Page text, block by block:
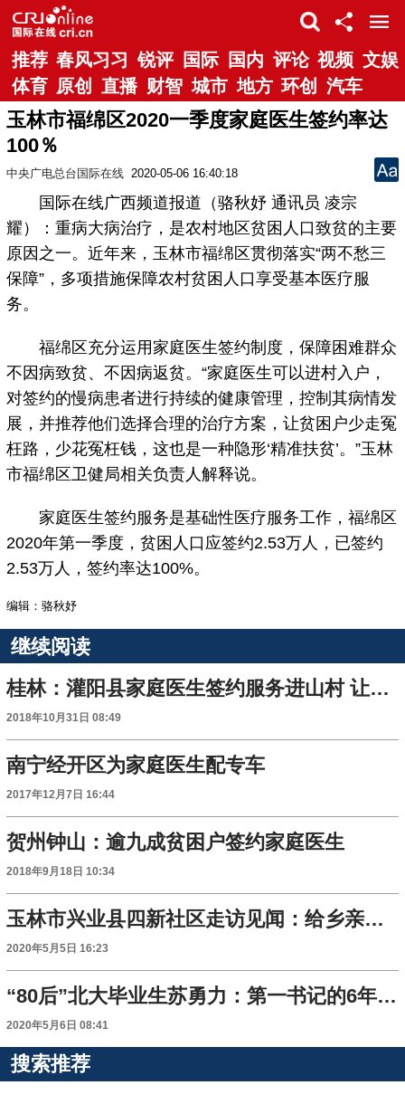
推荐 春风习习 锐评 国际 国内 评论 视频 文娱
体育 原创 直播 财智 城市 地方 环创 汽车
玉林市福绵区2020一季度家庭医生签约率达
100％
中央广电总台国际在线 2020-05-06 16:40:18
国际在线广西频道报道（骆秋妤 通讯员 凌宗
耀）：重病大病治疗，是农村地区贫困人口致贫的主要
原因之一。近年来，玉林市福绵区贯彻落实“两不愁三
保障”，多项措施保障农村贫困人口享受基本医疗服
务。
福绵区充分运用家庭医生签约制度，保障困难群众
不因病致贫、不因病返贫。“家庭医生可以进村入户，
对签约的慢病患者进行持续的健康管理，控制其病情发
展，并推荐他们选择合理的治疗方案，让贫困户少走冤
枉路，少花冤枉钱，这也是一种隐形‘精准扶贫’。”玉林
市福绵区卫健局相关负责人解释说。
家庭医生签约服务是基础性医疗服务工作，福绵区
2020年第一季度，贫困人口应签约2.53万人，已签约
2.53万人，签约率达100%。
编辑：骆秋妤
继续阅读
桂林：灌阳县家庭医生签约服务进山村 让贫困户享受“量身定制”医疗
2018年10月31日 08:49
南宁经开区为家庭医生配专车
2017年12月7日 16:44
贺州钟山：逾九成贫困户签约家庭医生
2018年9月18日 10:34
玉林市兴业县四新社区走访见闻：给乡亲们一个精神焕发的“村庄”
2020年5月5日 16:23
“80后”北大毕业生苏勇力：第一书记的6年“扶贫路”
2020年5月6日 08:41
搜索推荐